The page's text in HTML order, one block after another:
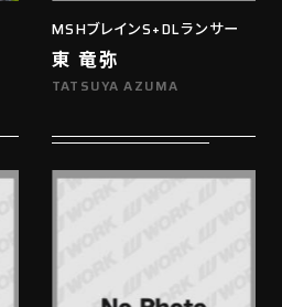
MSHブレインS+DLランサー
東 竜弥
TATSUYA AZUMA